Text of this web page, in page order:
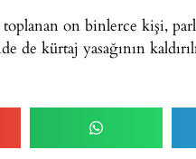
on binlerce kişi,
de kürtaj yasağının